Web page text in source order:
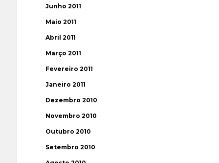
Junho 2011
Maio 2011
Abril 2011
Março 2011
Fevereiro 2011
Janeiro 2011
Dezembro 2010
Novembro 2010
Outubro 2010
Setembro 2010